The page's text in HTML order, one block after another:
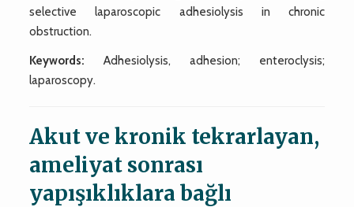
selective laparoscopic adhesiolysis in chronic
obstruction.
Keywords: Adhesiolysis, adhesion; enteroclysis;
laparoscopy.
Akut ve kronik tekrarlayan,
ameliyat sonrası
yapışıklıklara bağlı